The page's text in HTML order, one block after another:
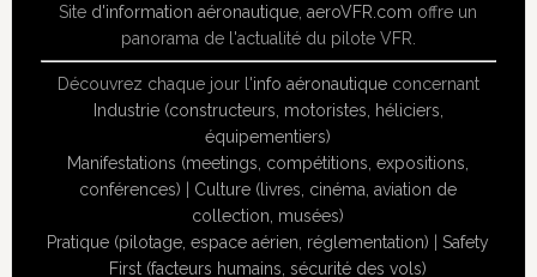
Site d'information aéronautique ,aeroVFR.com offre un
panorama de l'actualité du pilote VFR.
Découvrez chaque jour l'info aéronautiqueconcernant
Industrie (constructeurs, motoristes, héliciers,
équipementiers)
Manifestations (meetings, compétitions, expositions,
conférences)
Culture (livres, cinéma, aviation de
collection, musées)
Pratique (pilotage, espace aérien, réglementation) |Safety
First (facteurs humains, sécurité des vols)